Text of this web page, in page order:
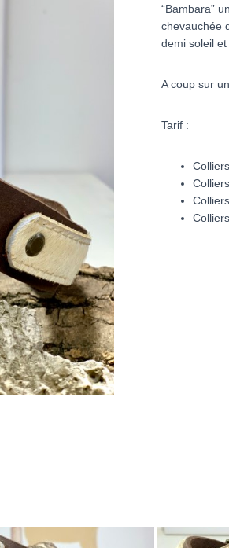
“Bambara”
chevauchée
demi soleil
A coup sur
Tarif :